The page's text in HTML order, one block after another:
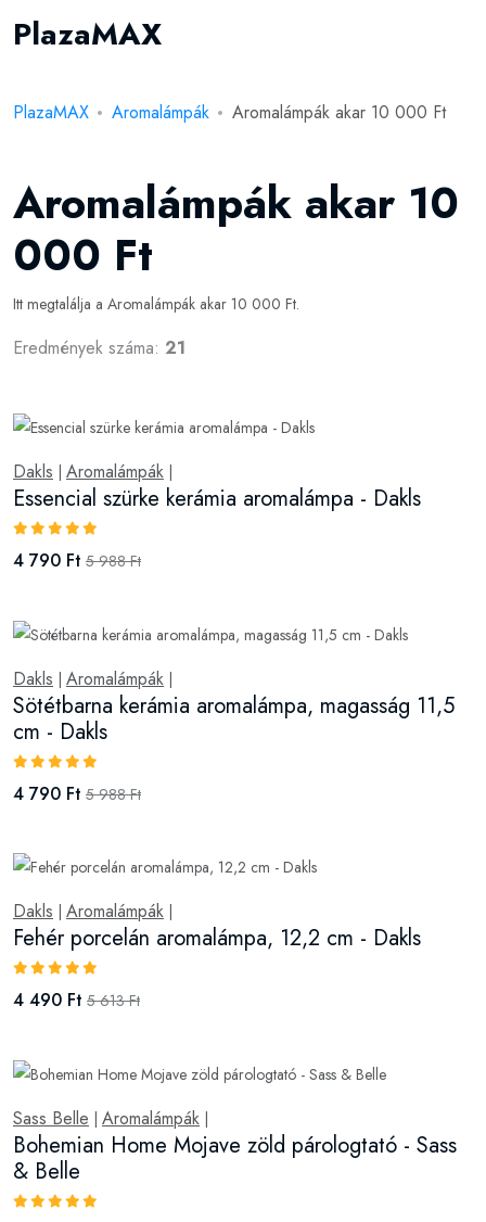
PlazaMAX
PlazaMAX Aromalámpák Aromalámpák akar 10 000 Ft
Aromalámpák akar 10
000 Ft
Itt megtalálja a Aromalámpák akar 10 000 Ft.
Eredmények száma: 21
Dakls | Aromalámpák |
Essencial szürke kerámia aromalámpa - Dakls
4 790 Ft 5 988 Ft
Dakls | Aromalámpák |
Sötétbarna kerámia aromalámpa, magasság 11,5
cm - Dakls
4 790 Ft 5 988 Ft
Dakls Aromalámpák
Fehér porcelán aromalámpa, 12,2 cm - Dakls
4 490 Ft 5 613 Ft
Sass Belle Aromalámpák
Bohemian Home Mojave zöld párologtató - Sass
& Belle